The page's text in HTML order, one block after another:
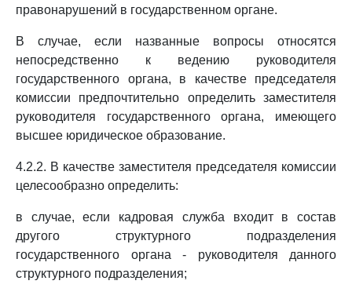
правонарушений в государственном органе.
В случае, если названные вопросы относятся
непосредственно к ведению руководителя
государственного органа, в качестве председателя
комиссии предпочтительно определить заместителя
руководителя государственного органа, имеющего
высшее юридическое образование.
4.2.2. В качестве заместителя председателя комиссии
целесообразно определить:
в случае, если кадровая служба входит в состав
другого структурного подразделения
государственного органа - руководителя данного
структурного подразделения;